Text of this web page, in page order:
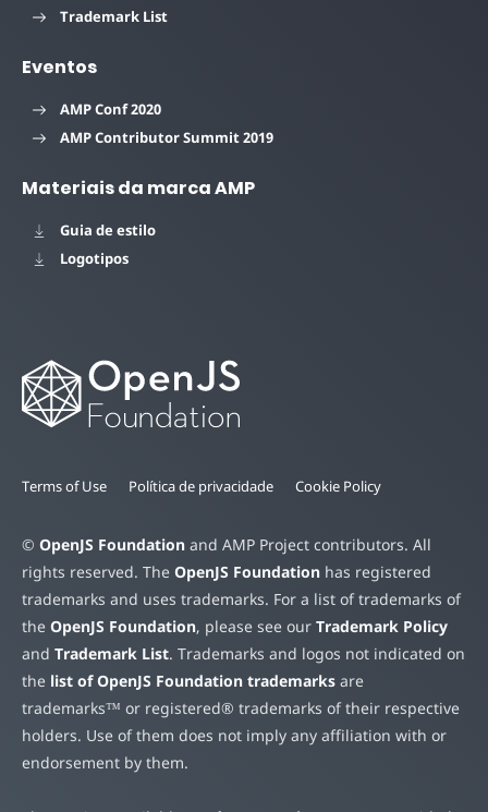
Trademark List
Eventos
AMP Conf 2020
AMP Contributor Summit 2019
Materiais da marca AMP
Guia de estilo
Logotipos
Terms of Use Política de privacidade Cookie Policy
© OpenJS Foundation and AMP Project contributors. All
rights reserved. The OpenJS Foundation has registered
trademarks and uses trademarks. For a list of trademarks of
the OpenJS Foundation, please see our Trademark Policy
and Trademark List. Trademarks and logos not indicated on
the list of OpenJS Foundation trademarks are
trademarks™ or registered® trademarks of their respective
holders. Use of them does not imply any affiliation with or
endorsement by them.